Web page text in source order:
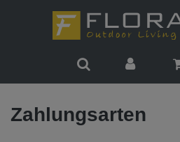
Zahlungsarten